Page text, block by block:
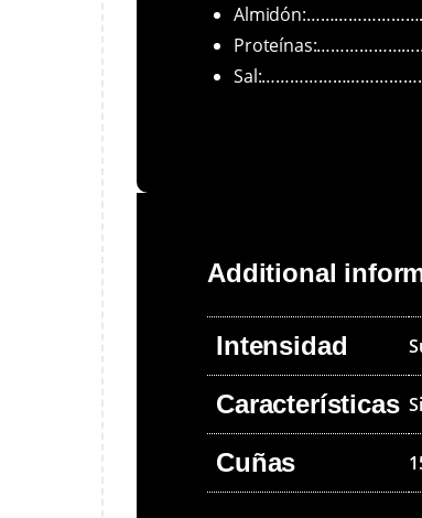
Additional
Intensidad
Características
Cuñas